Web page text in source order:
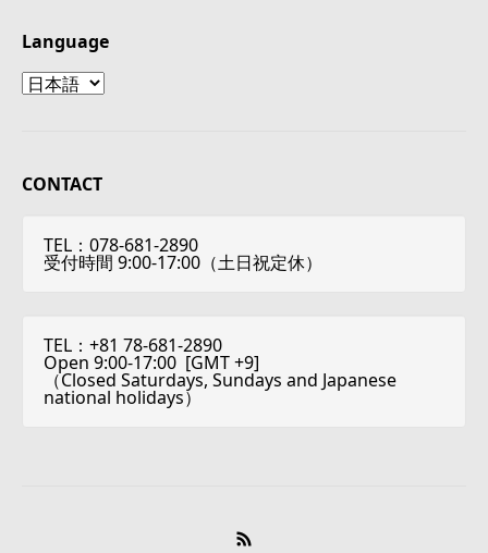
Language
Language
CONTACT
TEL：078-681-2890
受付時間 9:00-17:00（土日祝定休）
TEL：+81 78-681-2890
Open 9:00-17:00 [GMT +9]
（Closed Saturdays, Sundays and Japanese
national holidays）